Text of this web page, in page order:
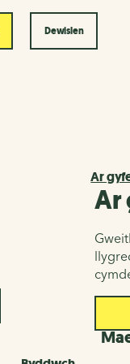
Dewislen
Ar
Ar